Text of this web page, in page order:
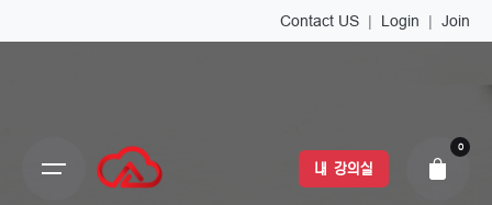
Join
|
Login
|
Contact US
내 강의실
0